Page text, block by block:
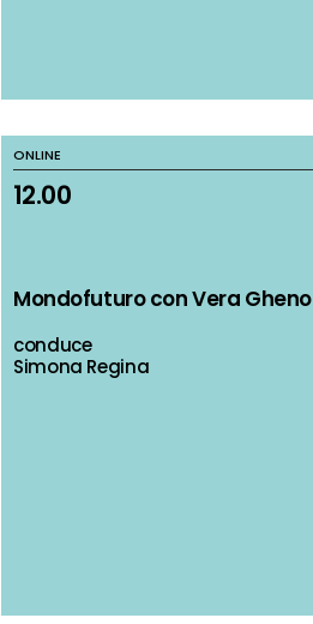
ONLINE
12.00
Mondofuturo con Vera Gheno
conduce
Simona Regina
ONLINE
12.00
Mondofuturo con Vera Gheno
conduce
Simona Regina